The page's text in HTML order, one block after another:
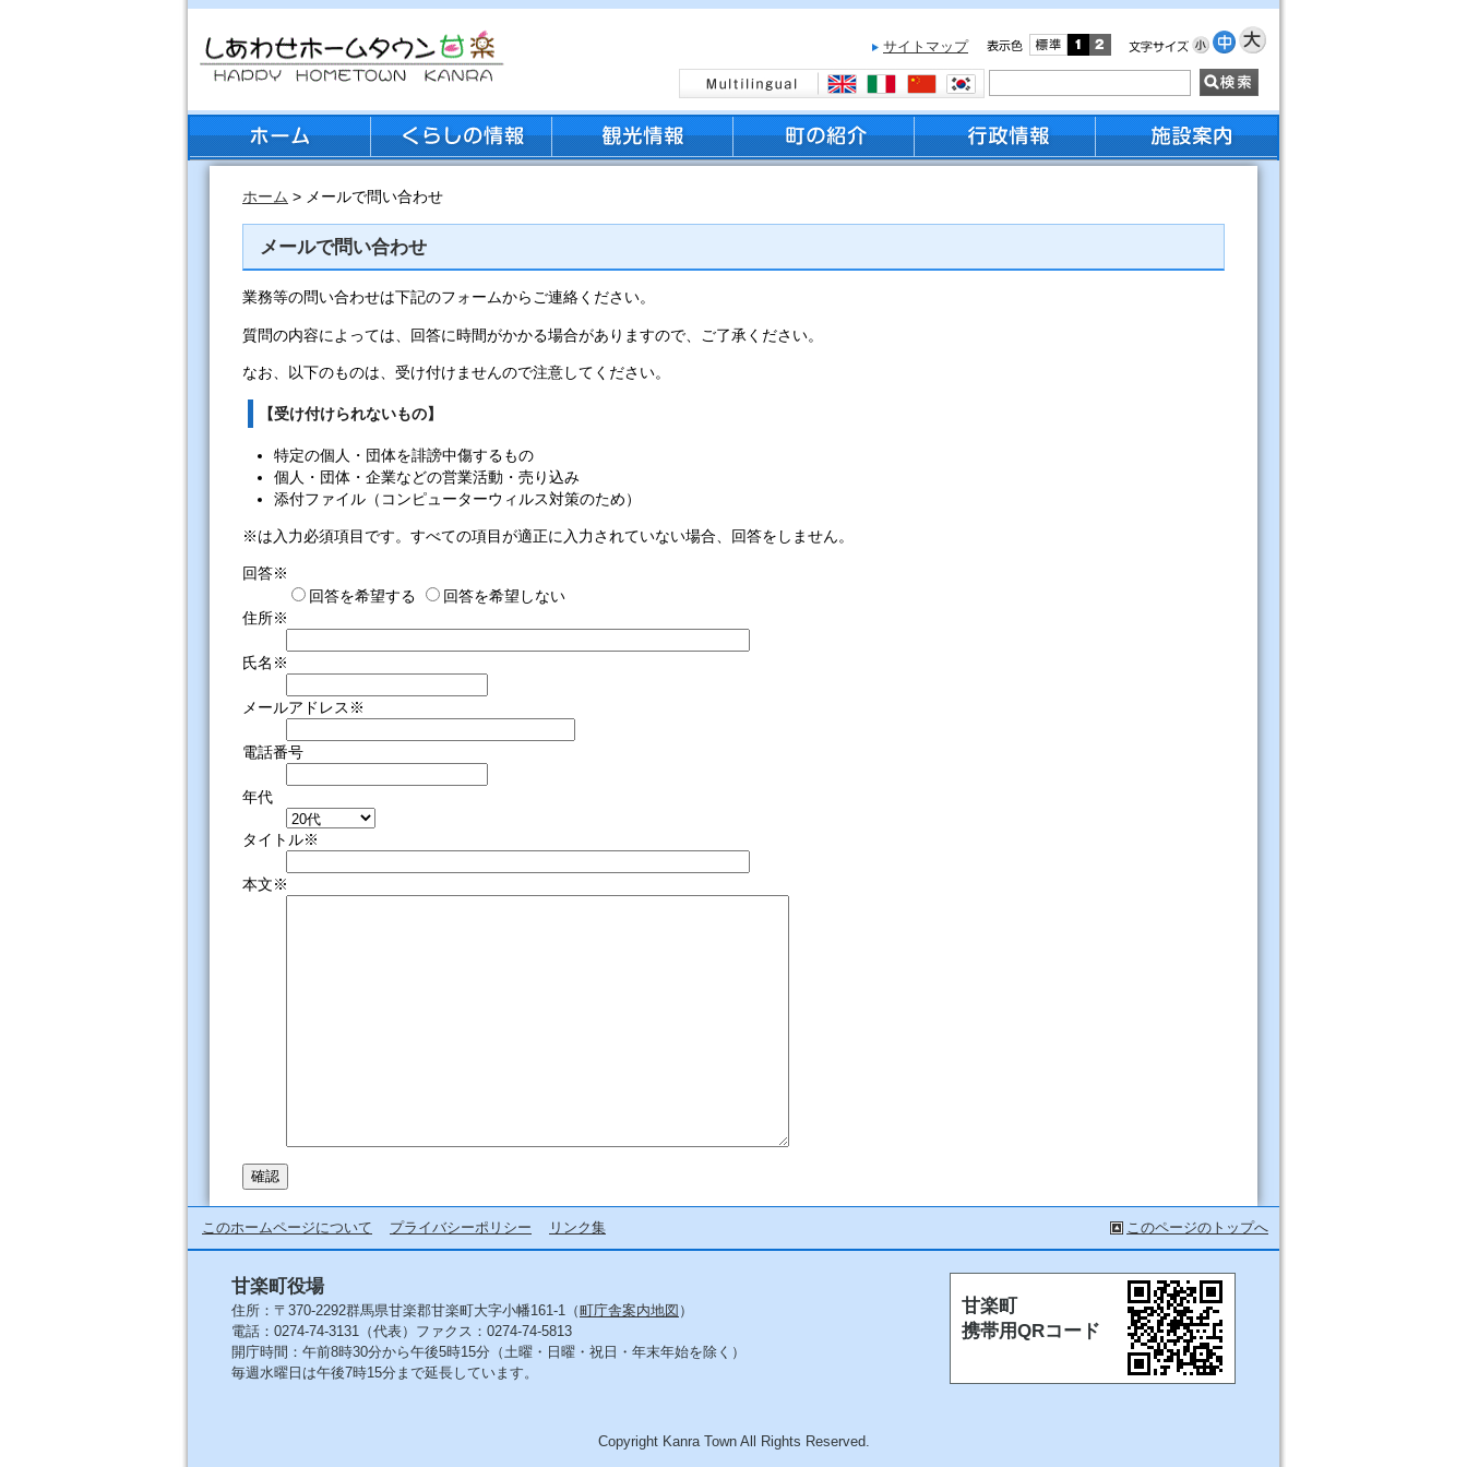
サイトマップ
ホーム > メールで問い合わせ
メールで問い合わせ
業務等の問い合わせは下記のフォームからご連絡ください。
質問の内容によっては、回答に時間がかかる場合がありますので、ご了承ください。
なお、以下のものは、受け付けませんので注意してください。
【受け付けられないもの】
特定の個人・団体を誹謗中傷するもの
個人・団体・企業などの営業活動・売り込み
添付ファイル（コンピューターウィルス対策のため）
※は入力必須項目です。すべての項目が適正に入力されていない場合、回答をしません。
回答※
回答を希望する
回答を希望しない
住所※
氏名※
メールアドレス※
電話番号
年代
タイトル※
本文※
このページのトップへ
このホームページについて プライバシーポリシー リンク集
甘楽町役場
住所：〒370-2292群馬県甘楽郡甘楽町大字小幡161-1（町庁舎案内地図 ）
電話：0274-74-3131（代表）ファクス：0274-74-5813
開庁時間：午前8時30分から午後5時15分（土曜・日曜・祝日・年末年始を除く）
毎週水曜日は午後7時15分まで延長しています。
甘楽町
携帯用QRコード
Copyright Kanra Town All Rights Reserved.